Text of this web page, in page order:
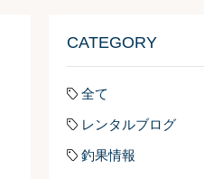
CATEGORY
全て
レンタルブログ
釣果情報